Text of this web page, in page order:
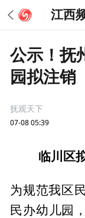
江西
公示！抚
园拟注销
抚观天下
07-08 05:39
临川区
为规范我区
民办幼儿园